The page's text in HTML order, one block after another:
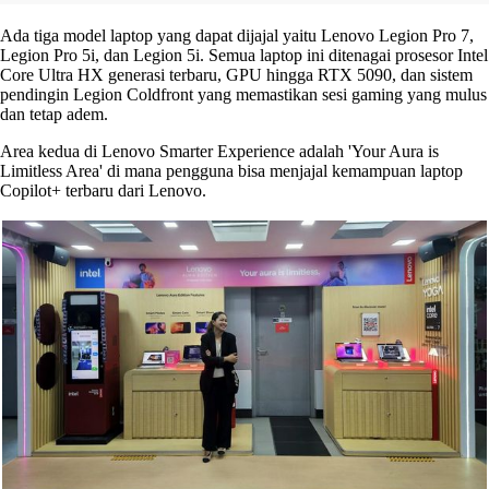
Ada tiga model laptop yang dapat dijajal yaitu Lenovo Legion Pro 7,
Legion Pro 5i, dan Legion 5i. Semua laptop ini ditenagai prosesor Intel
Core Ultra HX generasi terbaru, GPU hingga RTX 5090, dan sistem
pendingin Legion Coldfront yang memastikan sesi gaming yang mulus
dan tetap adem.
Area kedua di Lenovo Smarter Experience adalah 'Your Aura is
Limitless Area' di mana pengguna bisa menjajal kemampuan laptop
Copilot+ terbaru dari Lenovo.